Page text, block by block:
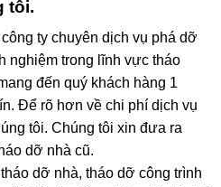
tôi.
ty chuyên dịch vụ phá dỡ
nghiệm trong lĩnh vực tháo
đến quý khách hàng 1
Để rõ hơn về chi phí dịch vụ
tôi. Chúng tôi xin đưa ra
dỡ nhà cũ.
dỡ nhà, tháo dỡ công trình